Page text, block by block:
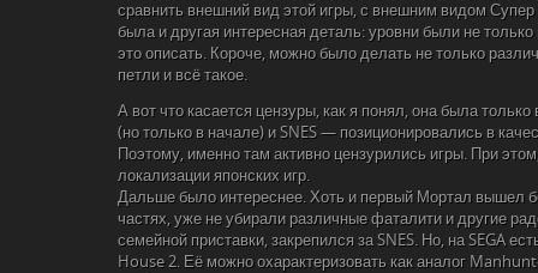
сравнить внешний вид этой игры, с внешним видом
была и другая интересная деталь: уровни были не только
это описать. Короче, можно было делать не только
петли и всё такое.
А вот что касается цензуры, как я понял, она была
(но только в начале) и SNES — позиционировались в
Поэтому, именно там активно цензурились игры. При
локализации японских игр.
Дальше было интереснее. Хоть и первый Мортал вышел
частях, уже не убирали различные фаталити и другие
семейной приставки, закрепился за SNES. Но, на SEGA
House 2. Её можно охарактеризовать как аналог